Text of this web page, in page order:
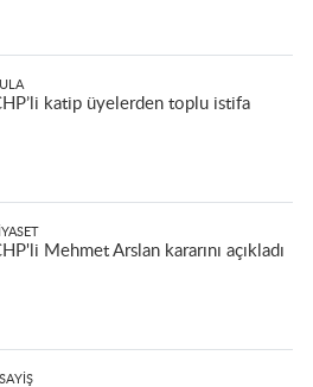
katip üyelerden toplu istifa
Mehmet Arslan kararını açıkladı